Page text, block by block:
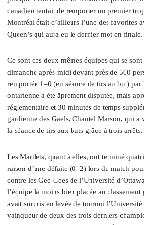
canadien tentait de remporter un premier
Montréal était d’ailleurs l’une des favorites
Queen’s qui aura eu le dernier mot en finale.
Ce sont ces deux mêmes équipes qui se
dimanche après-midi devant près de 500
remportée 1–0 (en séance de tirs au but) par
ontarienne a été âprement disputée, mais
réglementaire et 30 minutes de temps
gardienne des Gaels, Chantel Marson, qui a
la séance de tirs aux buts grâce à trois arrêts.
Les Martlets, quant à elles, ont terminé
raison d’une défaite (0–2) lors du match
contre les Gee-Gees de l’Université
l’équipe la moins bien placée au classement
avait surpris en levée de tournoi
vainqueur de deux des trois derniers